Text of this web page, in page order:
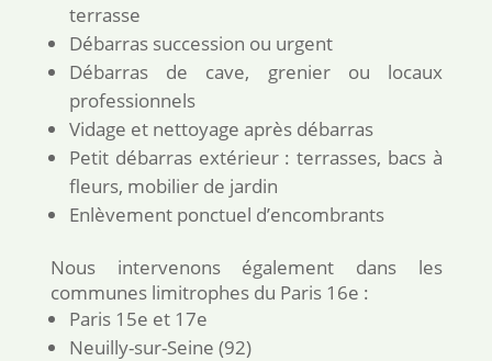
terrasse
Débarras succession ou urgent
Débarras de cave, grenier ou locaux
professionnels
Vidage et nettoyage après débarras
Petit débarras extérieur : terrasses, bacs à
fleurs, mobilier de jardin
Enlèvement ponctuel d’encombrants
Nous intervenons également dans les
communes limitrophes du Paris 16e :
Paris 15e et 17e
Neuilly-sur-Seine (92)